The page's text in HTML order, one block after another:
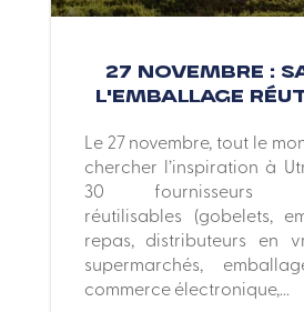
27 novembre :
l’Emballage
Le 27 novembre, tout le
chercher l’inspiration à
30 fournisseurs
réutilisables (gobelets,
repas, distributeurs en
supermarchés,
commerce électronique,...